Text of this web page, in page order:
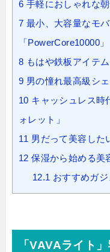
6 手軽におしゃれな
7 最小、大容量なモ
「PowerCore10000」
8 もはや鉄板アイテ
9 男の憧れ最高級シ
10 キャッシュレス時
ォレット」
11 男だって美容した
12 保湿から始める美
12.1 おすすめガ
「VAVAライト